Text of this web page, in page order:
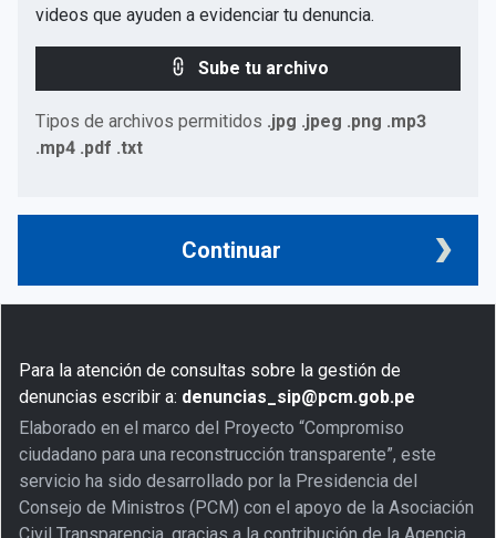
videos que ayuden a evidenciar tu denuncia.
Sube tu archivo
Tipos de archivos permitidos .jpg .jpeg .png .mp3
.mp4 .pdf .txt
Continuar
Para la atención de consultas sobre la gestión de
denuncias escribir a: denuncias_sip@pcm.gob.pe
Elaborado en el marco del Proyecto “Compromiso
ciudadano para una reconstrucción transparente”, este
servicio ha sido desarrollado por la Presidencia del
Consejo de Ministros (PCM) con el apoyo de la Asociación